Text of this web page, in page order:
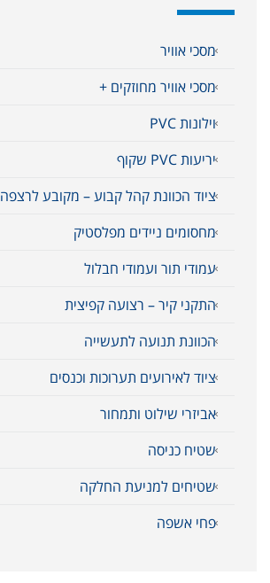
מסכי אוויר
מסכי אוויר מחוזקים +
וילונות PVC
יריעות PVC שקוף
ציוד הכוונת קהל קבוע – מקובע לרצפה
מחסומים ניידים מפלסטיק
עמודי תור ועמודי חבלול
התקני קיר – רצועה קפיצית
הכוונת תנועה לתעשייה
ציוד לאירועים תערוכות וכנסים
אביזרי שילוט ותמחור
שטיח כניסה
שטיחים למניעת החלקה
פחי אשפה